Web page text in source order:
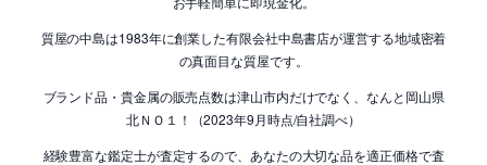
質屋の中島は1983年に創業した有限会社中島書店が運営する地域密着
の真面目な質屋です。
ブランド品・貴金属の販売点数は津山市内だけでなく、なんと岡山県
北ＮＯ１！（2023年9月時点/自社調べ）
経験豊富な鑑定士が査定するので、あなたの大切な品を適正価格で査